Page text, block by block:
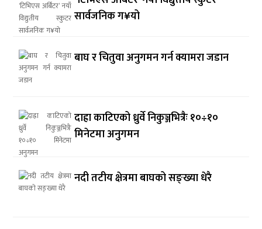
सार्वजनिक ग¥यो
बाघ र चितुवा अनुगमन गर्न क्यामरा जडान
दाह्रा काटिएको ध्रुर्वे निकुञ्जभित्रैः १०÷१०
मिनेटमा अनुगमन
नदी तटीय क्षेत्रमा बाघको सङ्ख्या धेरै